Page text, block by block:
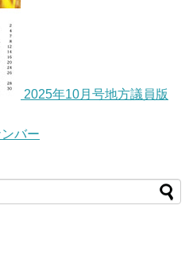
2025年10月号地方議員版
バー